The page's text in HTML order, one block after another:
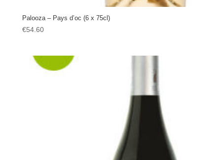
Palooza – Pays d’oc (6 x 75cl)
€54.60